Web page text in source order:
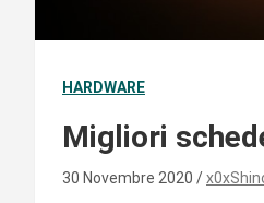
HARDWARE
Migliori
30 Novembre 2020